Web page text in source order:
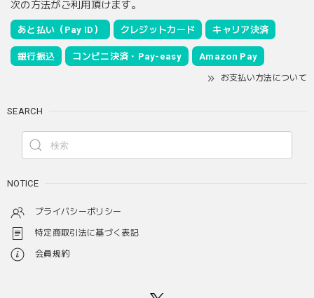
次の方法がご利用頂けます。
あと払い（Pay ID） クレジットカード キャリア決済
銀行振込 コンビニ決済・Pay-easy Amazon Pay
お支払い方法について
SEARCH
NOTICE
プライバシーポリシー
特定商取引法に基づく表記
会員規約